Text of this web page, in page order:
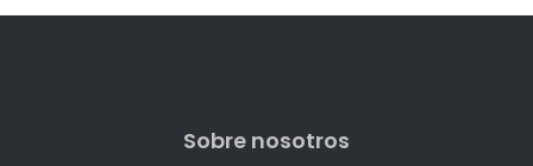
Sobre nosotros